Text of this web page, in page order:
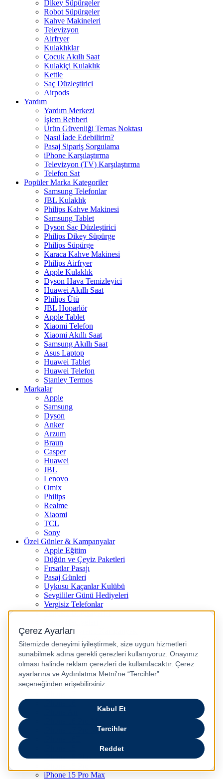
Dikey Süpürgeler
Robot Süpürgeler
Kahve Makineleri
Televizyon
Airfryer
Kulaklıklar
Çocuk Akıllı Saat
Kulakiçi Kulaklık
Kettle
Saç Düzleştirici
Airpods
Yardım
Yardım Merkezi
İşlem Rehberi
Ürün Güvenliği Temas Noktası
Nasıl İade Edebilirim?
Pasaj Sipariş Sorgulama
iPhone Karşılaştırma
Televizyon (TV) Karşılaştırma
Telefon Sat
Popüler Marka Kategoriler
Samsung Telefonlar
JBL Kulaklık
Philips Kahve Makinesi
Samsung Tablet
Dyson Saç Düzleştirici
Philips Dikey Süpürge
Philips Süpürge
Karaca Kahve Makinesi
Philips Airfryer
Apple Kulaklık
Dyson Hava Temizleyici
Huawei Akıllı Saat
Philips Ütü
JBL Hoparlör
Apple Tablet
Xiaomi Telefon
Xiaomi Akıllı Saat
Samsung Akıllı Saat
Asus Laptop
Huawei Tablet
Huawei Telefon
Stanley Termos
Markalar
Apple
Samsung
Dyson
Anker
Arzum
Braun
Casper
Huawei
JBL
Lenovo
Omix
Philips
Realme
Xiaomi
TCL
Sony
Özel Günler & Kampanyalar
Apple Eğitim
Düğün ve Çeyiz Paketleri
Fırsatlar Pasajı
Pasaj Günleri
Uykusu Kaçanlar Kulübü
Sevgililer Günü Hediyeleri
Vergisiz Telefonlar
Vergisiz Bilgisayarlar
Kurban Bayramı Kampanyası
Resmi Tatil Günleri
Pasaj Ödeme Teklifleri
Anneler Günü Hediyeleri
Babalar Günü
Taksitli Harikalar Diyarı
Popüler Ürünler
iPhone 17 Pro Max
iPhone 15 Plus
iPhone 15 Pro Max